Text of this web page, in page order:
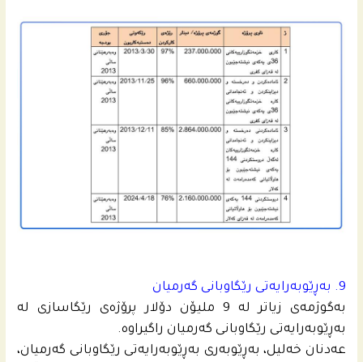
9. به‌ڕێوبه‌رایه‌تى رێگاوبانى گه‌رمیان
به‌گوژمه‌ى زیاتر له‌ 9 ملیۆن دۆلار پرۆژه‌ى رێگاسازى له‌
به‌ڕێوبه‌رایه‌تى رێگاوبانى گه‌رمیان راگیراوه‌.
عه‌دنان خه‌لیل، به‌ڕێوبه‌رى به‌ڕێوبه‌رایه‌تى رێگاوبانى گه‌رمیان،